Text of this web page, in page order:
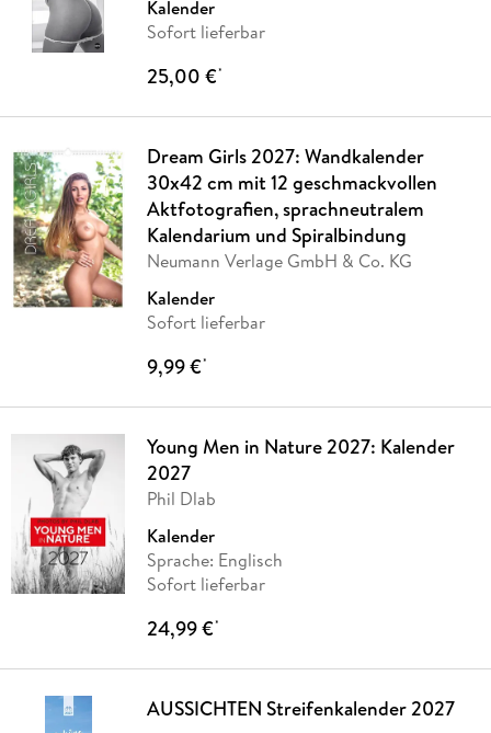
Kalender
Sofort lieferbar
25,00 €*
Dream Girls 2027: Wandkalender
30x42 cm mit 12 geschmackvollen
Aktfotografien, sprachneutralem
Kalendarium und Spiralbindung
Neumann Verlage GmbH & Co. KG
Kalender
Sofort lieferbar
9,99 €*
Young Men in Nature 2027: Kalender
2027
Phil Dlab
Kalender
Sprache: Englisch
Sofort lieferbar
24,99 €*
AUSSICHTEN Streifenkalender 2027